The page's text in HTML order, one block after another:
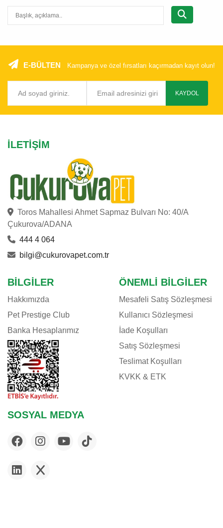
BRIT
CANSER
CAT CHOW
CAT'S BEST
CATTIE
CROCUS
DAYANG
DOG CHOW
DOGIT
DOPHIN
E-JET
EXO TERRA
EZYDOG
FELIX
FERPLAST
FLAMINGO
FLEXI
G & B
GIMCAT
E-BÜLTEN Kampanya ve özel fırsatları kaçırmadan kayıt olun!
KAYDOL
İLETIŞIM
Toros Mahallesi Ahmet Sapmaz Bulvarı No: 40/A
Çukurova/ADANA
444 4 064
bilgi@cukurovapet.com.tr
BILGILER
Hakkımızda
Pet Prestige Club
Banka Hesaplarımız
ÖNEMLI BILGILER
Mesafeli Satış Sözleşmesi
Kullanıcı Sözleşmesi
İade Koşulları
Satış Sözleşmesi
Teslimat Koşulları
KVKK & ETK
SOSYAL MEDYA